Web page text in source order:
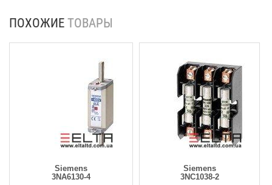
ПОХОЖИЕ ТОВАРЫ
Siemens
3NA6130-4
Siemens
3NC1038-2